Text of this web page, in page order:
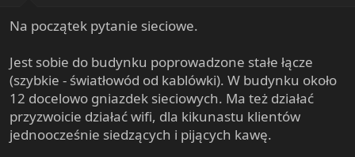
Na początek pytanie sieciowe.
Jest sobie do budynku poprowadzone stałe łącze
(szybkie - światłowód od kablówki). W budynku około
12 docelowo gniazdek sieciowych. Ma też działać
przyzwoicie działać wifi, dla kikunastu klientów
jednoocześnie siedzących i pijących kawę.